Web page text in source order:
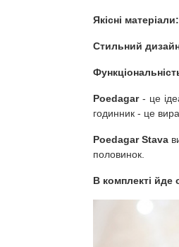
Якісні матеріали:
Стильний
Poedagar- це
годинник - це
Poedagar Stava
половинок.
В комплекті йде